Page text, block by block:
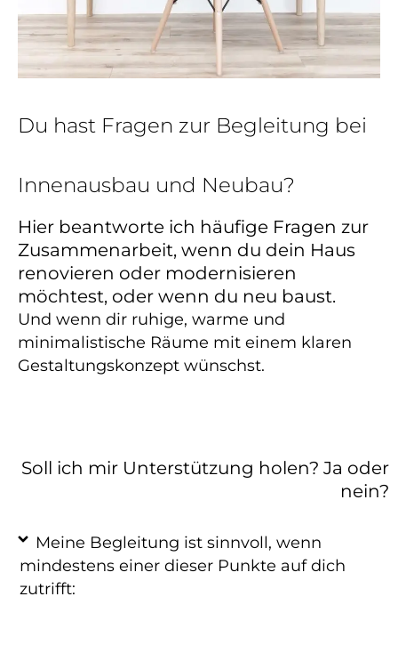
Hier beantworte ich häufige Fragen zur
Zusammenarbeit, wenn du dein Haus
renovieren oder modernisieren
möchtest, oder wenn du neu baust.
Und wenn dir ruhige, warme und
minimalistische Räume mit einem klaren
Gestaltungskonzept wünschst.
Du hast Fragen zur Begleitung bei
Innenausbau und Neubau?
Soll ich mir Unterstützung holen? Ja oder
nein?
Meine Begleitung ist sinnvoll, wenn
mindestens einer dieser Punkte auf dich
zutrifft: